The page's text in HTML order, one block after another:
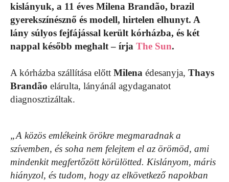
kislányuk, a 11 éves Milena Brandão, brazil
gyerekszínésznő és modell, hirtelen elhunyt. A
lány súlyos fejfájással került kórházba, és két
nappal később meghalt – írja The Sun.
A kórházba szállítása előtt Milena édesanyja, Thays
Brandão elárulta, lányánál agydaganatot
diagnosztizáltak.
„A közös emlékeink örökre megmaradnak a
szívemben, és soha nem felejtem el az örömöd, ami
mindenkit megfertőzött körülötted. Kislányom, máris
hiányzol, és tudom, hogy az elkövetkező napokban